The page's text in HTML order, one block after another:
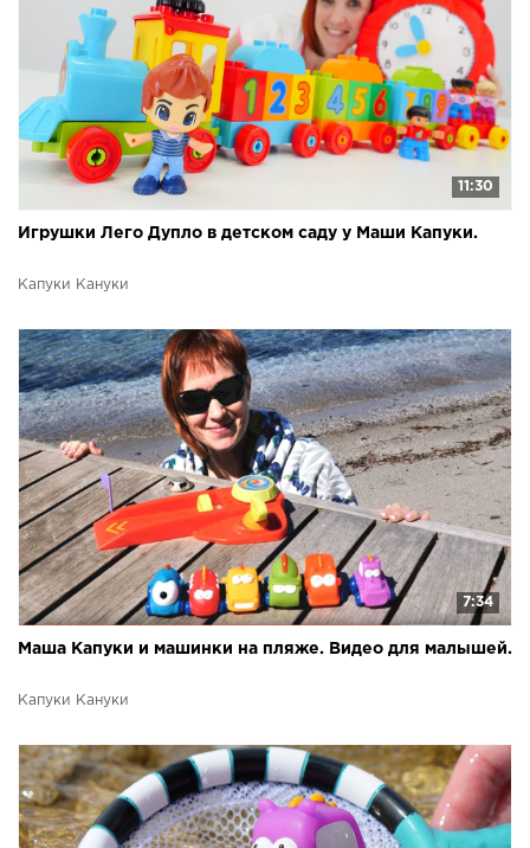
11:30
Игрушки Лего Дупло в детском саду у Маши Капуки.
Капуки Кануки
7:34
Маша Капуки и машинки на пляже. Видео для малышей.
Капуки Кануки